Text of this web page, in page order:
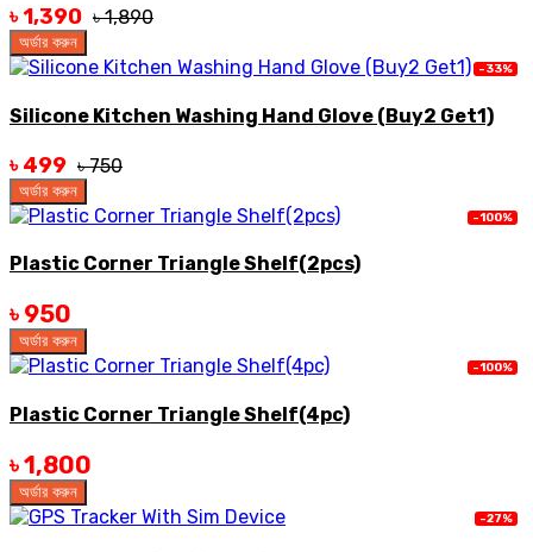
৳ 1,390 ৳ 1,890
অর্ডার করুন
-33%
Silicone Kitchen Washing Hand Glove (Buy2 Get1)
৳ 499 ৳ 750
অর্ডার করুন
-100%
Plastic Corner Triangle Shelf(2pcs)
৳ 950
অর্ডার করুন
-100%
Plastic Corner Triangle Shelf(4pc)
৳ 1,800
অর্ডার করুন
-27%